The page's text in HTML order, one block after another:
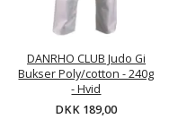
DANRHO CLUB Judo Gi
Bukser Poly/cotton - 240g
- Hvid
DKK 189,00